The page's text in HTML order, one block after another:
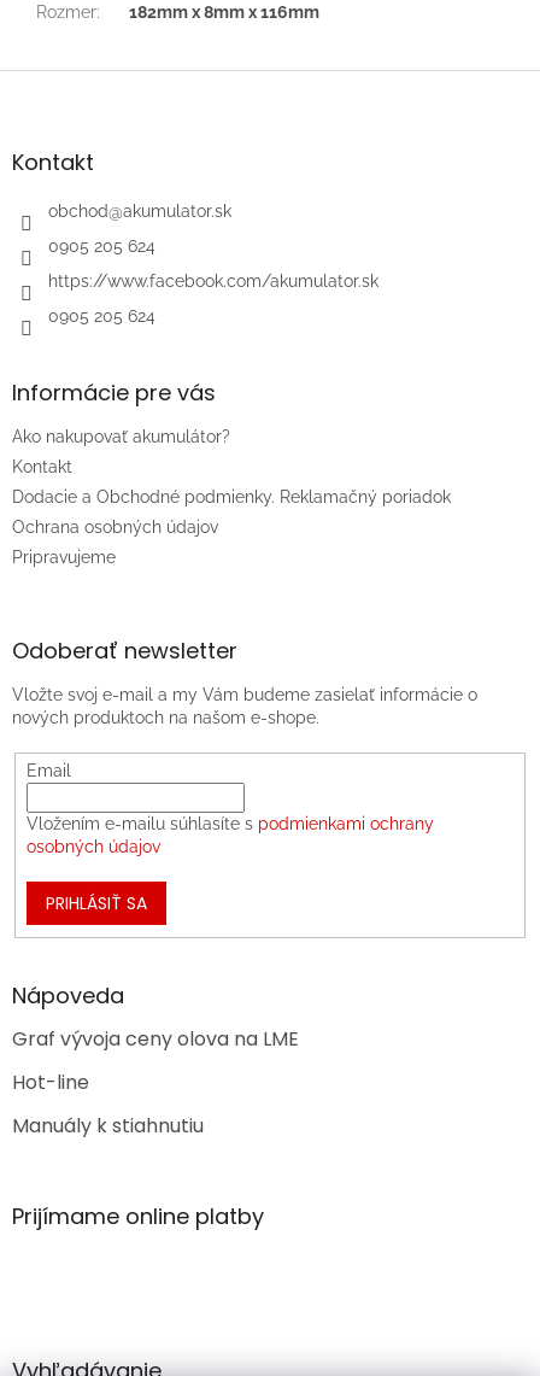
Rozmer: 182mm x 8mm x 116mm
Z
äKontakt
obchod@akumulator.sk
0905 205 624
https://www.facebook.com/akumulator.sk
0905 205 624
Informácie pre vás
Ako nakupovať akumulátor?
Kontakt
Dodacie a Obchodné podmienky. Reklamačný poriadok
Ochrana osobných údajov
Pripravujeme
Odoberať newsletter
Vložte svoj e-mail a my Vám budeme zasielať informácie o
nových produktoch na našom e-shope.
Email
Vložením e-mailu súhlasíte s podmienkami ochrany
osobných údajov
PRIHLÁSIŤ SA
Nápoveda
Graf vývoja ceny olova na LME
Hot-line
Manuály k stiahnutiu
Prijímame online platby